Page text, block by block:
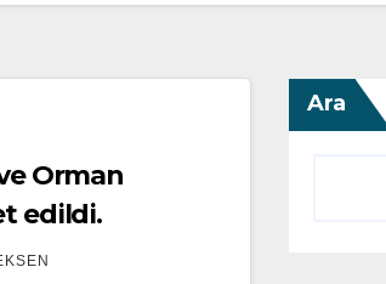
Orman
edildi.
Ara